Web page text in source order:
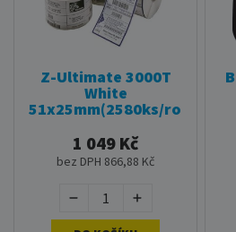
Z-Ultimate 3000T
White
51x25mm(2580ks/role)
1 049 Kč
bez DPH 866,88 Kč